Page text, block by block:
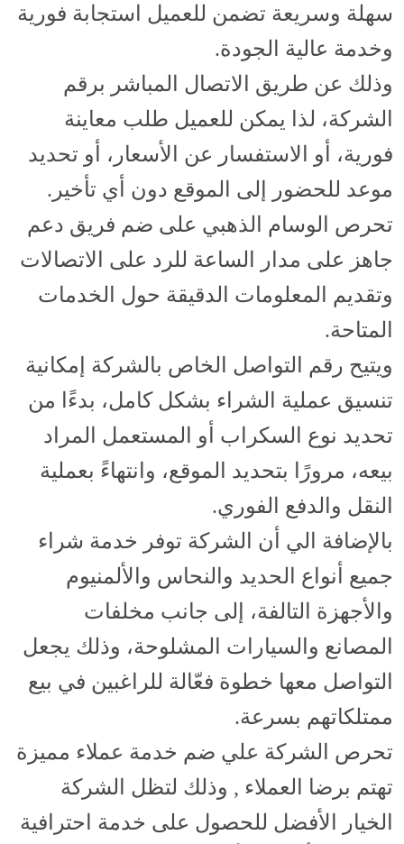
سهلة وسريعة تضمن للعميل استجابة فورية
وخدمة عالية الجودة.
وذلك عن طريق الاتصال المباشر برقم
الشركة، لذا يمكن للعميل طلب معاينة
فورية، أو الاستفسار عن الأسعار، أو تحديد
موعد للحضور إلى الموقع دون أي تأخير.
تحرص الوسام الذهبي على ضم فريق دعم
جاهز على مدار الساعة للرد على الاتصالات
وتقديم المعلومات الدقيقة حول الخدمات
المتاحة.
ويتيح رقم التواصل الخاص بالشركة إمكانية
تنسيق عملية الشراء بشكل كامل، بدءًا من
تحديد نوع السكراب أو المستعمل المراد
بيعه، مرورًا بتحديد الموقع، وانتهاءً بعملية
النقل والدفع الفوري.
بالإضافة الي أن الشركة توفر خدمة شراء
جميع أنواع الحديد والنحاس والألمنيوم
والأجهزة التالفة، إلى جانب مخلفات
المصانع والسيارات المشلوحة، وذلك يجعل
التواصل معها خطوة فعّالة للراغبين في بيع
ممتلكاتهم بسرعة.
تحرص الشركة علي ضم خدمة عملاء مميزة
تهتم برضا العملاء , وذلك لتظل الشركة
الخيار الأفضل للحصول على خدمة احترافية